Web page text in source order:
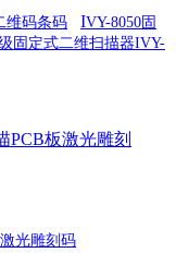
维码条码 IVY-8050固
固定式二维扫描器IVY-
光雕刻码